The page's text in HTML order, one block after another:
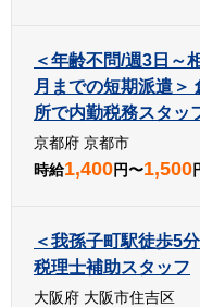
＜年齢不問/週3日～
月までの短期派遣＞
所で内勤税務スタッ
京都府 京都市
時給1,400円〜1,500
＜我孫子町駅徒歩5
税理士補助スタッフ
大阪府 大阪市住吉区